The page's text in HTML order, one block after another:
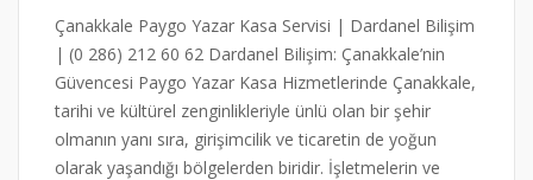
Çanakkale Paygo Yazar Kasa Servisi | Dardanel Bilişim
| (0 286) 212 60 62 Dardanel Bilişim: Çanakkale’nin
Güvencesi Paygo Yazar Kasa Hizmetlerinde Çanakkale,
tarihi ve kültürel zenginlikleriyle ünlü olan bir şehir
olmanın yanı sıra, girişimcilik ve ticaretin de yoğun
olarak yaşandığı bölgelerden biridir. İşletmelerin ve